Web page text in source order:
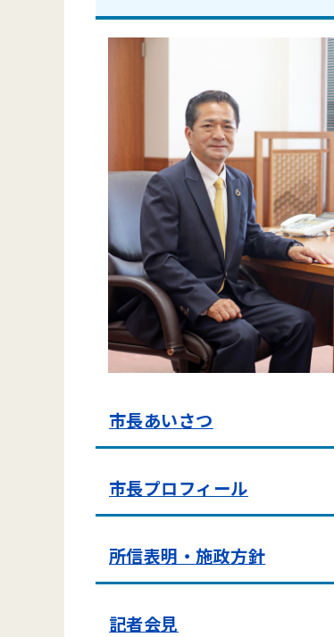
市長あいさつ
市長プロフィール
所信表明・施政方針
記者会見